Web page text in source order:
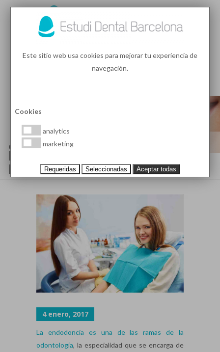
¿CÓMO SE REALIZA UNA
ENDODONCIA Y POR QUÉ DEBE
REALIZARSE?
4 enero, 2017
La endodoncia es una de las ramas de la
odontología, la especialidad que se encarga de
Este sitio web usa cookies para mejorar tu experiencia de
navegación.
Cookies
analytics
marketing
Requeridas Seleccionadas Aceptar todas